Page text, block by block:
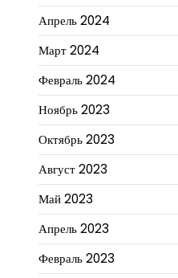
Апрель 2024
Март 2024
Февраль 2024
Ноябрь 2023
Октябрь 2023
Август 2023
Май 2023
Апрель 2023
Февраль 2023